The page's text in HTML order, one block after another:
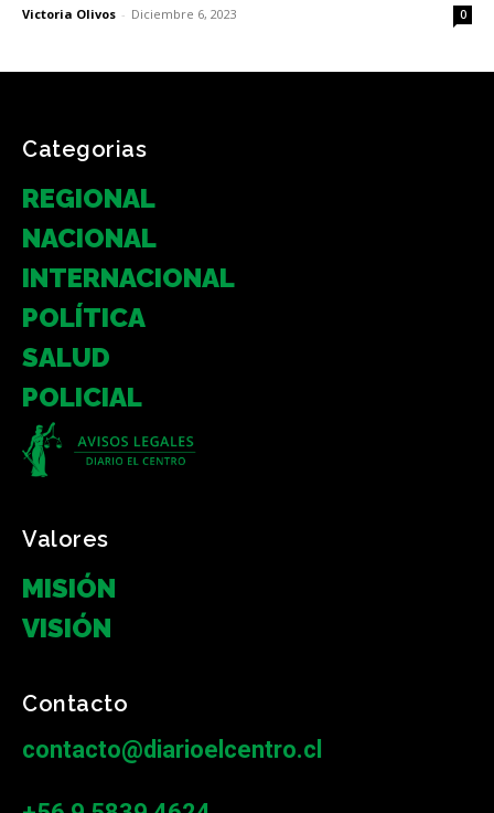
Victoria Olivos - Diciembre 6, 2023 0
Categorias
REGIONAL
NACIONAL
INTERNACIONAL
POLÍTICA
SALUD
POLICIAL
Valores
MISIÓN
VISIÓN
Contacto
contacto@diarioelcentro.cl